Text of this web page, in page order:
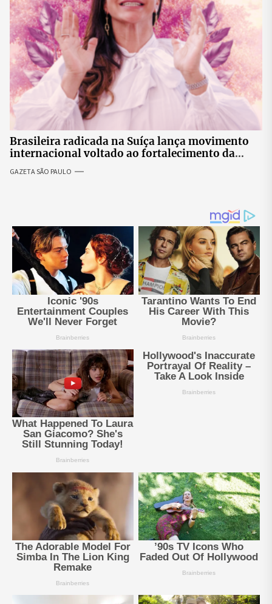
Brasileira radicada na Suíça lança movimento
internacional voltado ao fortalecimento da
identidade feminina
GAZETA SÃO PAULO